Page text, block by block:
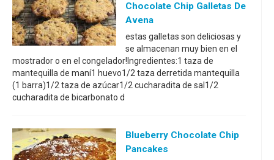
Chocolate Chip Galletas De
Avena
estas galletas son deliciosas y
se almacenan muy bien en el
mostrador o en el congelador!Ingredientes:1 taza de
mantequilla de maní1 huevo1/2 taza derretida mantequilla
(1 barra)1/2 taza de azúcar1/2 cucharadita de sal1/2
cucharadita de bicarbonato d
Blueberry Chocolate Chip
Pancakes